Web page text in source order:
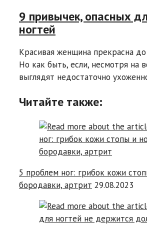
9 привычек, опасных
ногтей
Красивая женщина прекрасна
Но как быть, если, несмотря на
выглядят недостаточно
Читайте также:
5 проблем ног: грибок кожи
бородавки, артрит 29.08.2023